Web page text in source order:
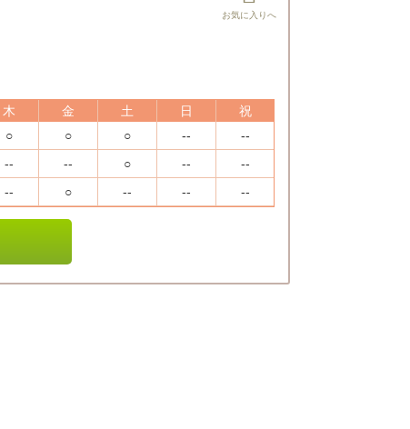
木 金 土 日
祝
○ ○ ○ --
--
-- -- ○ --
--
-- ○ -- -- --